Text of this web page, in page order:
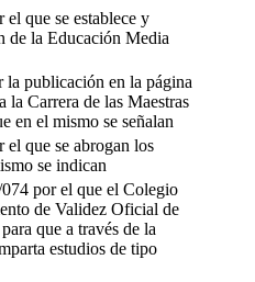
que se establece y
de la Educación Media
la publicación en la página
la Carrera de las Maestras
en el mismo se señalan
que se abrogan los
se indican
por el que el Colegio
de Validez Oficial de
que a través de la
estudios de tipo